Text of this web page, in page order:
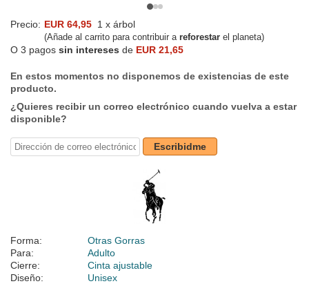
Precio: EUR 64,95 1 x árbol
(Añade al carrito para contribuir a reforestar el planeta)
O 3 pagos sin intereses de EUR 21,65
En estos momentos no disponemos de existencias de este
producto.
¿Quieres recibir un correo electrónico cuando vuelva a estar
disponible?
Escribidme
Forma:
Otras Gorras
Para:
Adulto
Cierre:
Cinta ajustable
Diseño:
Unisex